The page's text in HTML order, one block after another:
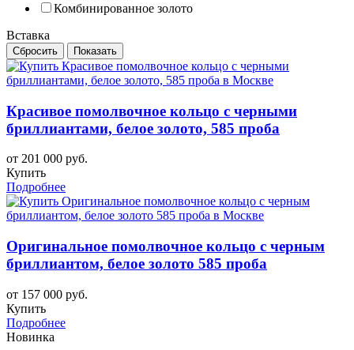
Комбинированное золото
Вставка
Красивое помолвочное кольцо с черными
бриллиантами, белое золото, 585 проба
от 201 000 руб.
Купить
Подробнее
Оригинальное помолвочное кольцо с черным
бриллиантом, белое золото 585 проба
от 157 000 руб.
Купить
Подробнее
Новинка